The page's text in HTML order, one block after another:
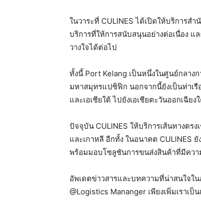
ในวาระที่ CULINES ได้เปิดให้บริการ
บริการที่ให้การสนับสนุนอย่างต่อเนื่อง
วางใจได้ต่อไป
ทั้งนี้ Port Kelang เป็นหนึ่งในศูนย์กลาง
มหาสมุทรแปซิฟิก นอกจากนี้ยังเป็นท่าเ
และเอเชียใต้ ไปยังเอเชียตะวันออกเฉียง
ปัจจุบัน CULINES ให้บริการเส้นทางตร
และเกาหลี อีกทั้ง ในอนาคต CULINES
พร้อมมอบโซลูชันการขนส่งสินค้าที่มีคว
อัพเดตข่าวสารและบทความที่น่าสนใจใ
@Logistics Mananger เพียงเพิ่มเราเป็